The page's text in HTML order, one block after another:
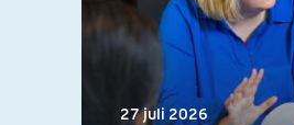
27 juli 2026